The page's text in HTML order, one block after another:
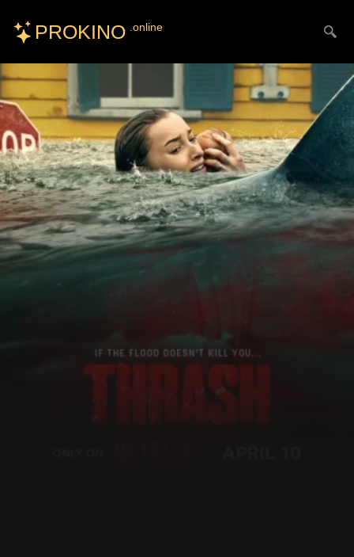
PROKINO .online
Искать